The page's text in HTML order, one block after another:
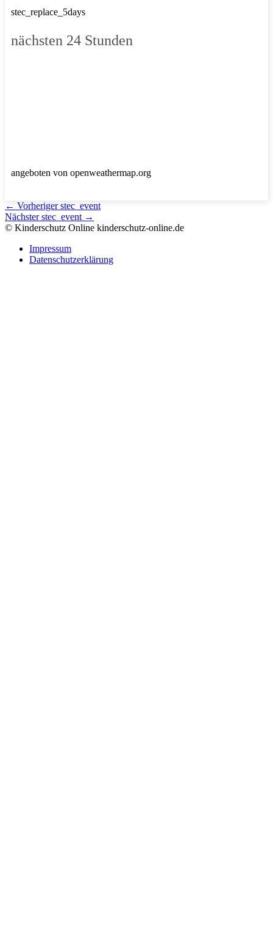
stec_replace_5days
nächsten 24 Stunden
angeboten von openweathermap.org
← Vorheriger stec_event
Nächster stec_event →
© Kinderschutz Online kinderschutz-online.de
Impressum
Datenschutzerklärung